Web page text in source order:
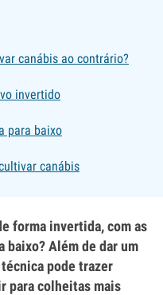
canábis ao contrário?
invertido
para baixo
canábis
forma invertida, com as
baixo? Além de dar um
pode trazer
para colheitas mais